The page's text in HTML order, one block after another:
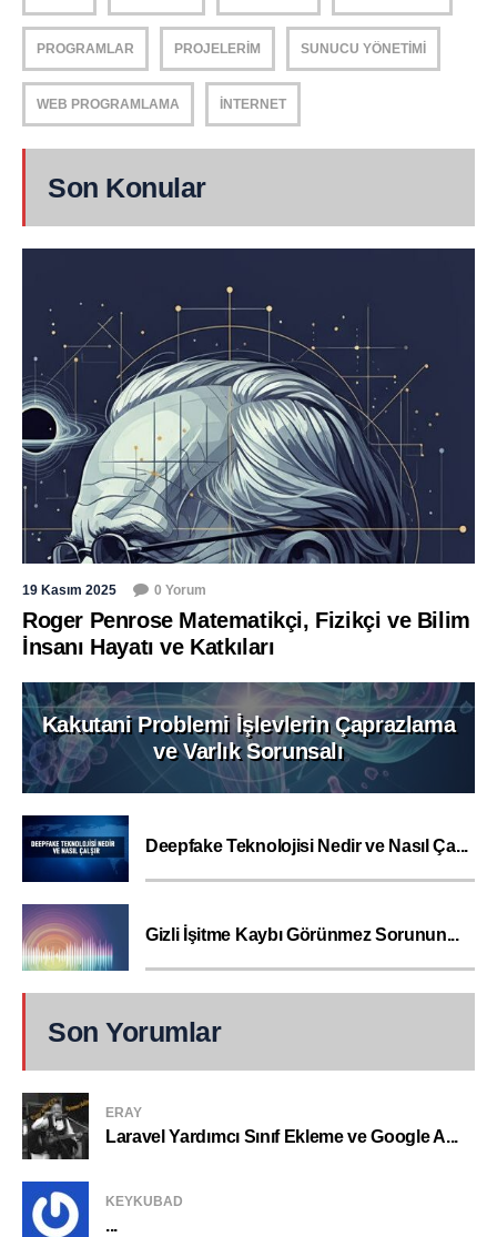
PROGRAMLAR PROJELERIM SUNUCU YÖNETIMI
WEB PROGRAMLAMA İNTERNET
Son Konular
19 Kasım 2025 0 Yorum
Roger Penrose Matematikçi, Fizikçi ve Bilim
İnsanı Hayatı ve Katkıları
Kakutani Problemi İşlevlerin Çaprazlama
ve Varlık Sorunsalı
Deepfake Teknolojisi Nedir ve Nasıl Ça...
Gizli İşitme Kaybı Görünmez Sorunun...
Son Yorumlar
ERAY
Laravel Yardımcı Sınıf Ekleme ve Google A...
KEYKUBAD
...